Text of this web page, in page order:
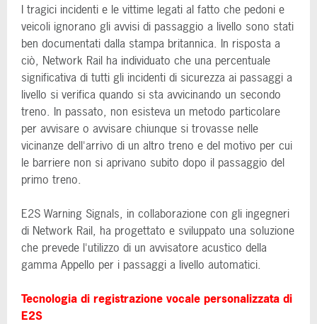
I tragici incidenti e le vittime legati al fatto che pedoni e
veicoli ignorano gli avvisi di passaggio a livello sono stati
ben documentati dalla stampa britannica. In risposta a
ciò, Network Rail ha individuato che una percentuale
significativa di tutti gli incidenti di sicurezza ai passaggi a
livello si verifica quando si sta avvicinando un secondo
treno. In passato, non esisteva un metodo particolare
per avvisare o avvisare chiunque si trovasse nelle
vicinanze dell'arrivo di un altro treno e del motivo per cui
le barriere non si aprivano subito dopo il passaggio del
primo treno.
E2S Warning Signals, in collaborazione con gli ingegneri
di Network Rail, ha progettato e sviluppato una soluzione
che prevede l'utilizzo di un avvisatore acustico della
gamma Appello per i passaggi a livello automatici.
Tecnologia di registrazione vocale personalizzata di
E2S